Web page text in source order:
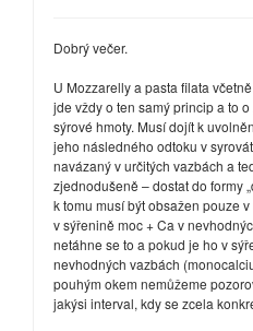
Dobrý večer.
U Mozzarelly a pasta filata
jde vždy o ten samý princip a to o
sýrové hmoty. Musí dojít k
jeho následného odtoku v
navázaný v určitých vazbách a
zjednodušeně – dostat do formy
k tomu musí být obsažen pouze
v sýřenině moc + Ca v
netáhne se to a pokud je ho v
nevhodných vazbách
pouhým okem nemůžeme
jakýsi interval, kdy se zcela